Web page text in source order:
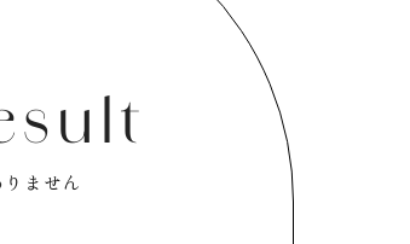
ません